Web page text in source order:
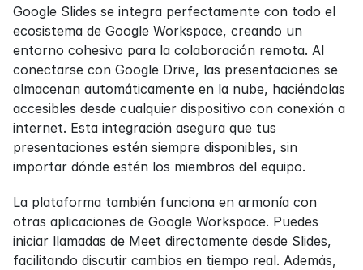
Google Slides se integra perfectamente con todo el
ecosistema de Google Workspace, creando un
entorno cohesivo para la colaboración remota. Al
conectarse con Google Drive, las presentaciones se
almacenan automáticamente en la nube, haciéndolas
accesibles desde cualquier dispositivo con conexión a
internet. Esta integración asegura que tus
presentaciones estén siempre disponibles, sin
importar dónde estén los miembros del equipo.
La plataforma también funciona en armonía con
otras aplicaciones de Google Workspace. Puedes
iniciar llamadas de Meet directamente desde Slides,
facilitando discutir cambios en tiempo real. Además,